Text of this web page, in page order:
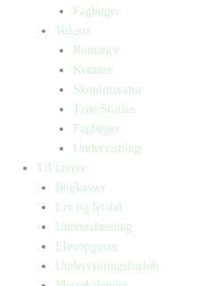
Fagbøger
Voksne
Romance
Krimier
Skønlitteratur
True Stories
Fagbøger
Undervisning
Til lærere
Bogkasser
Lix og let-tal
Universlæsning
Elevopgaver
Undervisningsforløb